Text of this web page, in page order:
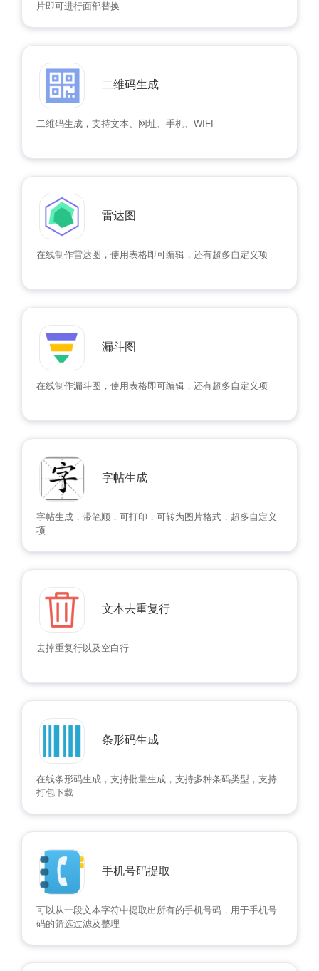
片即可进行面部替换
二维码生成
二维码生成，支持文本、网址、手机、WIFI
雷达图
在线制作雷达图，使用表格即可编辑，还有超多自定义项
漏斗图
在线制作漏斗图，使用表格即可编辑，还有超多自定义项
字帖生成
字帖生成，带笔顺，可打印，可转为图片格式，超多自定义
项
文本去重复行
去掉重复行以及空白行
条形码生成
在线条形码生成，支持批量生成，支持多种条码类型，支持
打包下载
手机号码提取
可以从一段文本字符中提取出所有的手机号码，用于手机号
码的筛选过滤及整理